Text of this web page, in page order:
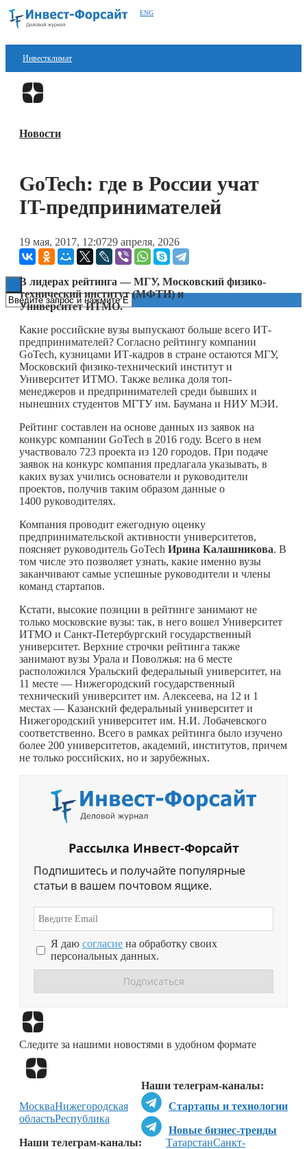
ENG
Инвестклимат
Финансы
Блокчейн
Книги
Новости
GoTech: где в России учат
IT-предпринимателей
19 мая, 2017, 12:0729 апреля, 2026
В лидерах рейтинга — МГУ, Московский физико-
технический институт (МФТИ) и
Университет ИТМО.
Какие российские вузы выпускают больше всего ИТ-
предпринимателей? Согласно рейтингу компании
GoTech, кузницами ИТ-кадров в стране остаются МГУ,
Московский физико-технический институт и
Университет ИТМО. Также велика доля топ-
менеджеров и предпринимателей среди бывших и
нынешних студентов МГТУ им. Баумана и НИУ МЭИ.
Рейтинг составлен на основе данных из заявок на
конкурс компании GoTech в 2016 году. Всего в нем
участвовало 723 проекта из 120 городов. При подаче
заявок на конкурс компания предлагала указывать, в
каких вузах учились основатели и руководители
проектов, получив таким образом данные о
1400 руководителях.
Компания проводит ежегодную оценку
предпринимательской активности университетов,
поясняет руководитель GoTech Ирина Калашникова. В
том числе это позволяет узнать, какие именно вузы
заканчивают самые успешные руководители и члены
команд стартапов.
Кстати, высокие позиции в рейтинге занимают не
только московские вузы: так, в него вошел Университет
ИТМО и Санкт-Петербургский государственный
университет. Верхние строчки рейтинга также
занимают вузы Урала и Поволжья: на 6 месте
расположился Уральский федеральный университет, на
11 месте — Нижегородский государственный
технический университет им. Алексеева, на 12 и 1
местах — Казанский федеральный университет и
Нижегородский университет им. Н.И. Лобачевского
соответственно. Всего в рамках рейтинга было изучено
более 200 университетов, академий, институтов, причем
не только российских, но и зарубежных.
Рассылка Инвест-Форсайт
Подпишитесь и получайте популярные
статьи в вашем почтовом ящике.
Я даю согласие на обработку своих
персональных данных.
Следите за нашими новостями в удобном формате
Наши телеграм-каналы:
Стартапы и технологии
Новые бизнес-тренды
Наши телеграм-каналы:
МоскваНижегородская
областьРеспублика
ТатарстанСанкт-